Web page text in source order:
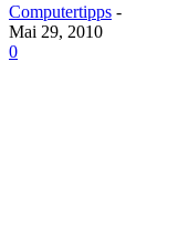
Computertipps -
Mai 29, 2010
0